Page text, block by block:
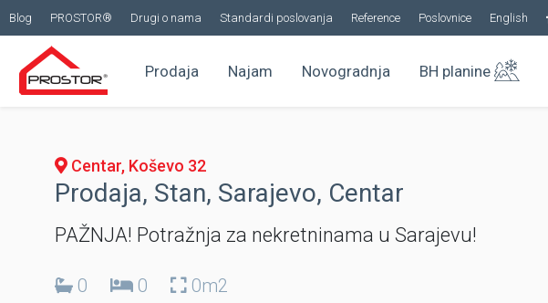
Blog PROSTOR® Drugi o nama Standardi poslovanja Reference Poslovnice English
Prodaja Najam Novogradnja BH planine
Centar, Koševo 32
Prodaja, Stan, Sarajevo, Centar
PAŽNJA! Potražnja za nekretninama u Sarajevu!
0 0 0m2